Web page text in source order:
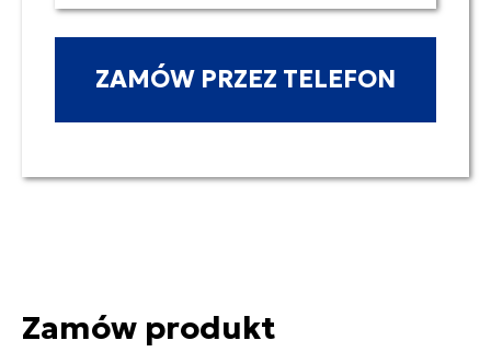
ZAMÓW PRZEZ TELEFON
Zamów produkt